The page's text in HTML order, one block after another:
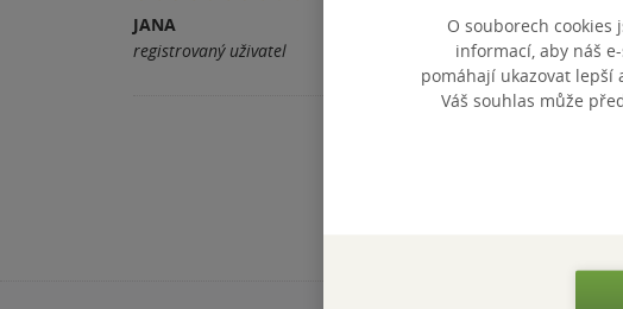
JANA
registrovaný uživatel
Pomohla vám tato recenze?
O souborech cookies
informací, aby náš
pomáhají ukazovat lepší
Váš souhlas může